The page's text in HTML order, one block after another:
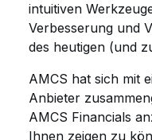
intuitiven
Verbesserung und
des heutigen (und
AMCS hat sich mit
Anbieter
AMCS Financials
Ihnen zeigen zu